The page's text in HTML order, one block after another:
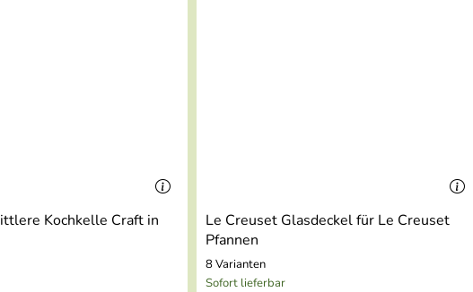
Kochkelle Craft in
Le Creuset Glasdeckel für Le Creuset
Pfannen
8 Varianten
Sofort lieferbar